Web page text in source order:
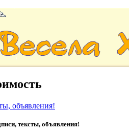
объявления!
тексты, объявления!